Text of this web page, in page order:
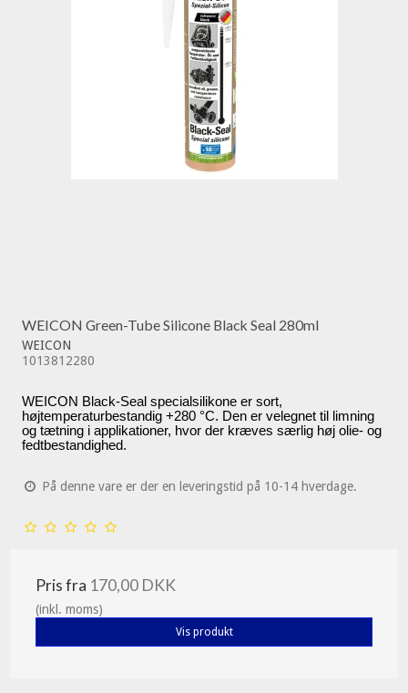
WEICON Green-Tube Silicone Black Seal 280ml
WEICON
1013812280
WEICON Black-Seal specialsilikone er sort,
højtemperaturbestandig +280 °C. Den er velegnet til limning
og tætning i applikationer, hvor der kræves særlig høj olie- og
fedtbestandighed.
På denne vare er der en leveringstid på 10-14 hverdage.
Pris fra 170,00 DKK
(inkl. moms)
Vis produkt